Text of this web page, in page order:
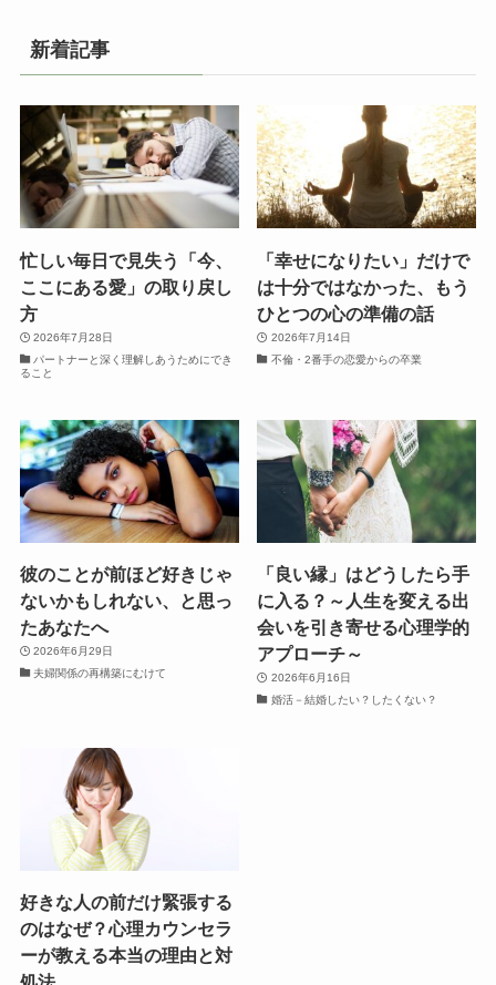
新着記事
忙しい毎日で見失う「今、
ここにある愛」の取り戻し
方
2026年7月28日
パートナーと深く理解しあうためにでき
ること
「幸せになりたい」だけで
は十分ではなかった、もう
ひとつの心の準備の話
2026年7月14日
不倫・2番手の恋愛からの卒業
彼のことが前ほど好きじゃ
ないかもしれない、と思っ
たあなたへ
2026年6月29日
夫婦関係の再構築にむけて
「良い縁」はどうしたら手
に入る？～人生を変える出
会いを引き寄せる心理学的
アプローチ～
2026年6月16日
婚活－結婚したい？したくない？
好きな人の前だけ緊張する
のはなぜ？心理カウンセラ
ーが教える本当の理由と対